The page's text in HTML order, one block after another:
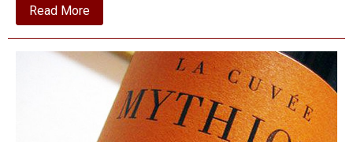
Read Moreabout
2019
La
Mythique
Rosé